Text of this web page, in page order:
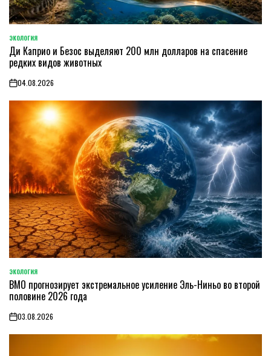
POSTED
IN
ЭКОЛОГИЯ
Ди Каприо и Безос выделяют 200 млн долларов на спасение
редких видов животных
on04.08.2026
POSTED
IN
ЭКОЛОГИЯ
ВМО прогнозирует экстремальное усиление Эль-Ниньо во второй
половине 2026 года
on03.08.2026